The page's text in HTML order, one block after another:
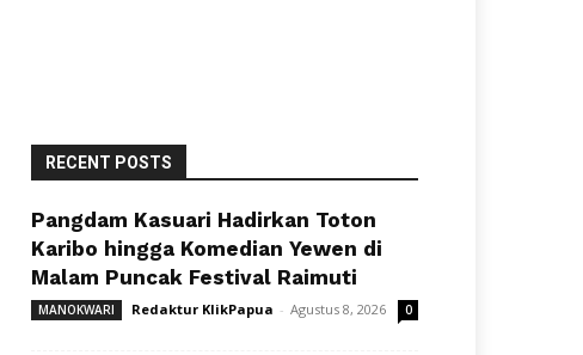
RECENT POSTS
Pangdam Kasuari Hadirkan Toton
Karibo hingga Komedian Yewen di
Malam Puncak Festival Raimuti
MANOKWARI Redaktur KlikPapua - Agustus 8, 2026 0